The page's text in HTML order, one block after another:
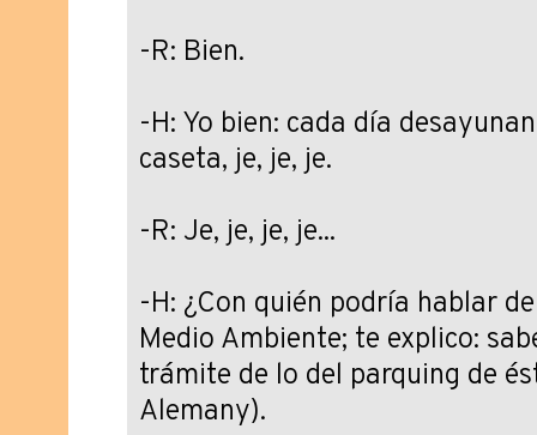
-R: Bien.
-H: Yo bien: cada día
caseta, je, je, je.
-R: Je, je, je, je...
-H: ¿Con quién podría hablar
Medio Ambiente; te explico:
trámite de lo del parquing de
Alemany).